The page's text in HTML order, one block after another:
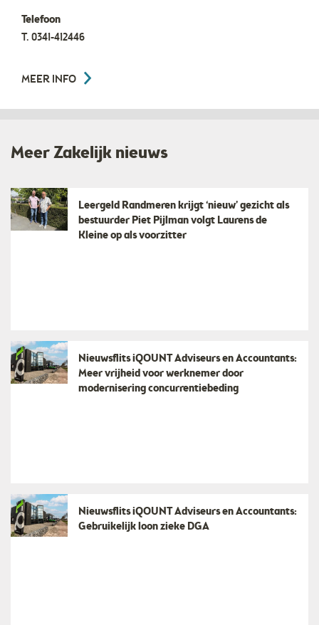
Telefoon
T. 0341-412446
MEER INFO
Meer Zakelijk nieuws
Leergeld Randmeren krijgt ‘nieuw’ gezicht als
bestuurder Piet Pijlman volgt Laurens de
Kleine op als voorzitter
Nieuwsflits iQOUNT Adviseurs en Accountants:
Meer vrijheid voor werknemer door
modernisering concurrentiebeding
Nieuwsflits iQOUNT Adviseurs en Accountants:
Gebruikelijk loon zieke DGA